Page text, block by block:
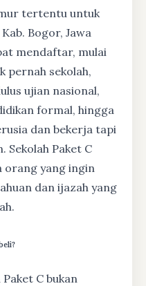
tertentu untuk
Bogor, Jawa
mendaftar, mulai
pernah sekolah,
ujian nasional,
formal, hingga
dan bekerja tapi
Sekolah Paket C
orang yang ingin
dan ijazah yang
Paket C bukan